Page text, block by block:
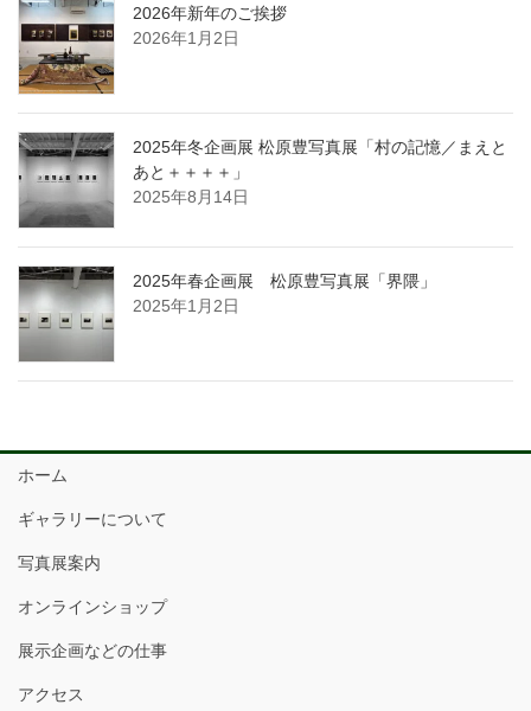
2026年新年のご挨拶
2026年1月2日
2025年冬企画展 松原豊写真展「村の記憶／まえと
あと＋＋＋＋」
2025年8月14日
2025年春企画展 松原豊写真展「界隈」
2025年1月2日
ホーム
ギャラリーについて
写真展案内
オンラインショップ
展示企画などの仕事
アクセス